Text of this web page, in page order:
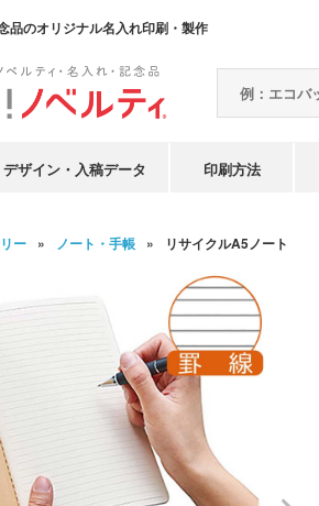
品のオリジナル名入れ印刷・製作
デザイン・入稿データ 印刷方法
ー ノート・手帳 リサイクルA5ノート